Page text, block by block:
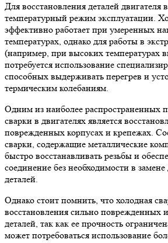
Для восстановления деталей двигателя
температурный режим эксплуатации.
эффективно работает при умеренных
температурах, однако для работы в
(например, при высоких температурах
потребуется использование
способных выдерживать перегрев и
термическим колебаниям.
Одним из наиболее распространенных
сварки в двигателях является
поврежденных корпусах и крепежах.
сварки, содержащие металлические
быстро восстанавливать резьбы и
соединение без необходимости в
деталей.
Однако стоит помнить, что холодная
восстановления сильно поврежденных
деталей, так как ее прочность
может потребоваться использование